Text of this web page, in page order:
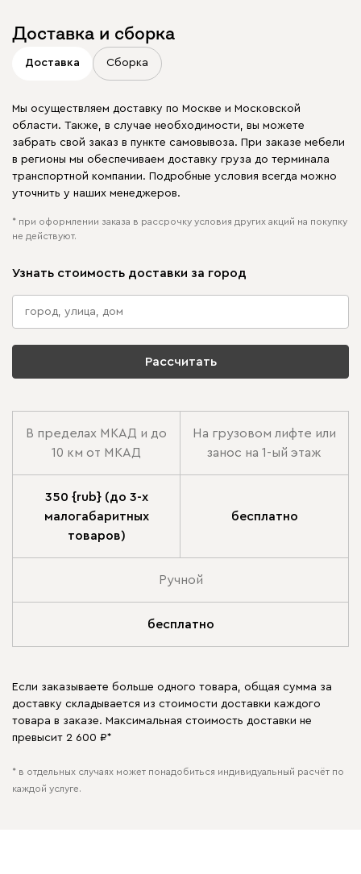
Доставка и сборка
Доставка Сборка
Мы осуществляем доставку по Москве и Московской
области. Также, в случае необходимости, вы можете
забрать свой заказ в пункте самовывоза. При заказе мебели
в регионы мы обеспечиваем доставку груза до терминала
транспортной компании. Подробные условия всегда можно
уточнить у наших менеджеров.
* при оформлении заказа в рассрочку условия других акций на покупку
не действуют.
Узнать стоимость доставки за город
Рассчитать
В пределах МКАД и до
10 км от МКАД
На грузовом лифте или
занос на 1-ый этаж
350 {rub} (до 3-х
малогабаритных
товаров)
бесплатно
Ручной
бесплатно
Если заказываете больше одного товара, общая сумма за
доставку складывается из стоимости доставки каждого
товара в заказе. Максимальная стоимость доставки не
превысит 2 600 ₽*
* в отдельных случаях может понадобиться индивидуальный расчёт по
каждой услуге.